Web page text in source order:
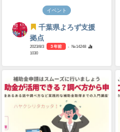
イベント
千葉県よろず支援
拠点
2023/8/3 3 年前
- №14248
1030